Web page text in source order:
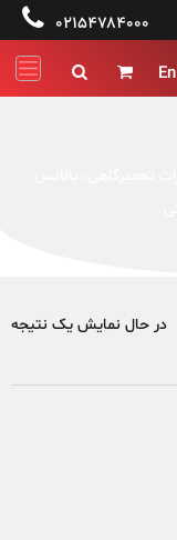
 ۰۲۱۵۴۷۸۴۰۰۰
En


در حال نمایش یک نتیجه